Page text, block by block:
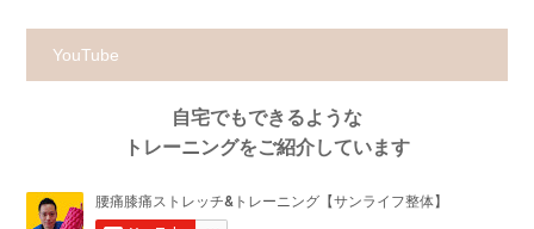
YouTube
自宅でもできるような
トレーニングをご紹介しています